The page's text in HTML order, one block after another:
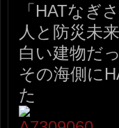
「HATなぎ
人と防災未
白い建物だ
その海側に
た